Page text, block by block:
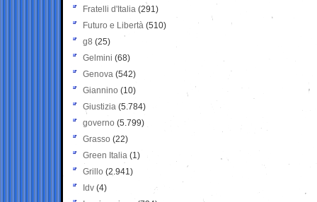
Fratelli d'Italia (291)
Futuro e Libertà (510)
g8 (25)
Gelmini (68)
Genova (542)
Giannino (10)
Giustizia (5.784)
governo (5.799)
Grasso (22)
Green Italia (1)
Grillo (2.941)
Idv (4)